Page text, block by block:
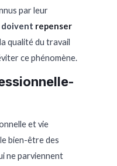
par leur
doivent repenser
qualité du travail
ce phénomène.
et vie
bien-être des
ne parviennent